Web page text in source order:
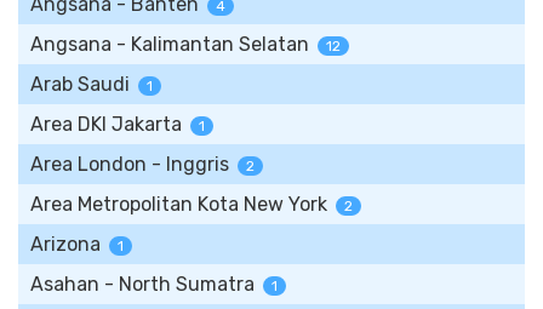
4
Angsana - Kalimantan Selatan 12
Arab Saudi 1
Area DKI Jakarta 1
Area London - Inggris 2
Area Metropolitan Kota New York 2
Arizona 1
Asahan - North Sumatra 1